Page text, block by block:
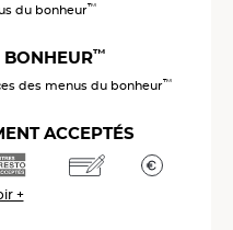
du bonheur™
BONHEUR™
des menus du bonheur™
ACCEPTÉS
+